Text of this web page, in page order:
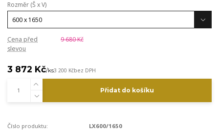
Rozměr (Š x V)
Cena před
slevou
9 680 Kč
3 872 Kč/ks3 200 Kčbez DPH
Přidat do košíku
Číslo produktu:
LX600/1650